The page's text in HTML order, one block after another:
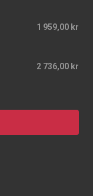
1 959,00 kr
2 736,00 kr